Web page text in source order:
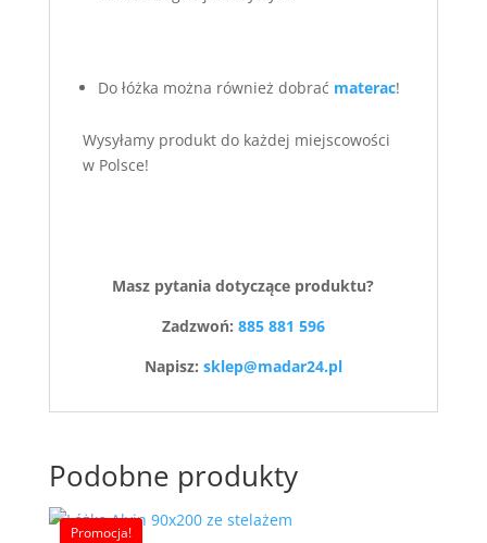
Do łóżka można również dobrać materac!
Wysyłamy produkt do każdej miejscowości
w Polsce!
Masz pytania dotyczące produktu?
Zadzwoń: 885 881 596
Napisz: sklep@madar24.pl
Podobne produkty
Promocja!